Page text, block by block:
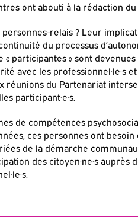
ont abouti à la rédaction
relais ? Leur
du processus
participantes » sont
avec les professionnel·le·s
réunions du Partenariat
participant·e·s.
de compétences
ces personnes ont
de la démarche
des citoyen·ne·s auprès